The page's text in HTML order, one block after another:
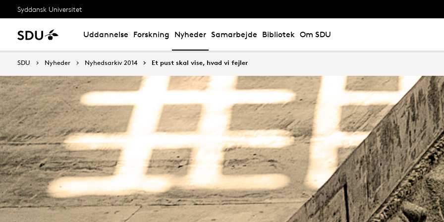
Syddansk Universitet
Uddannelse Forskning Nyheder Samarbejde Bibliotek Om SDU
SDU Nyheder Nyhedsarkiv 2014 Et pust skal vise, hvad vi fejler